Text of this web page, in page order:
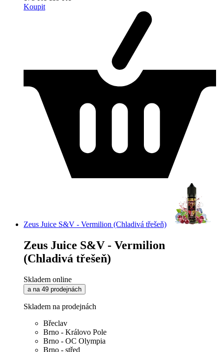
Koupit
Zeus Juice S&V - Vermilion (Chladivá třešeň)
Zeus Juice S&V - Vermilion
(Chladivá třešeň)
Skladem online
a na 49 prodejnách
Skladem na prodejnách
Břeclav
Brno - Královo Pole
Brno - OC Olympia
Brno - střed